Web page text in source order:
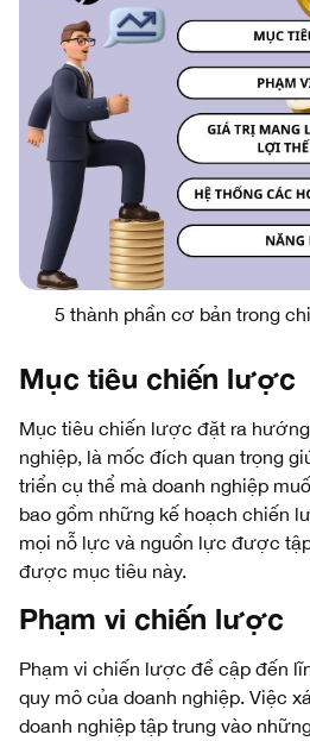
5 thành phần cơ bản trong
Mục tiêu chiến lược
Mục tiêu chiến lược đặt ra
nghiệp, là mốc đích quan trọng
triển cụ thể mà doanh nghiệp
bao gồm những kế hoạch chiến
mọi nỗ lực và nguồn lực được
được mục tiêu này.
Phạm vi chiến lược
Phạm vi chiến lược đề cập đến
quy mô của doanh nghiệp. Việc
doanh nghiệp tập trung vào